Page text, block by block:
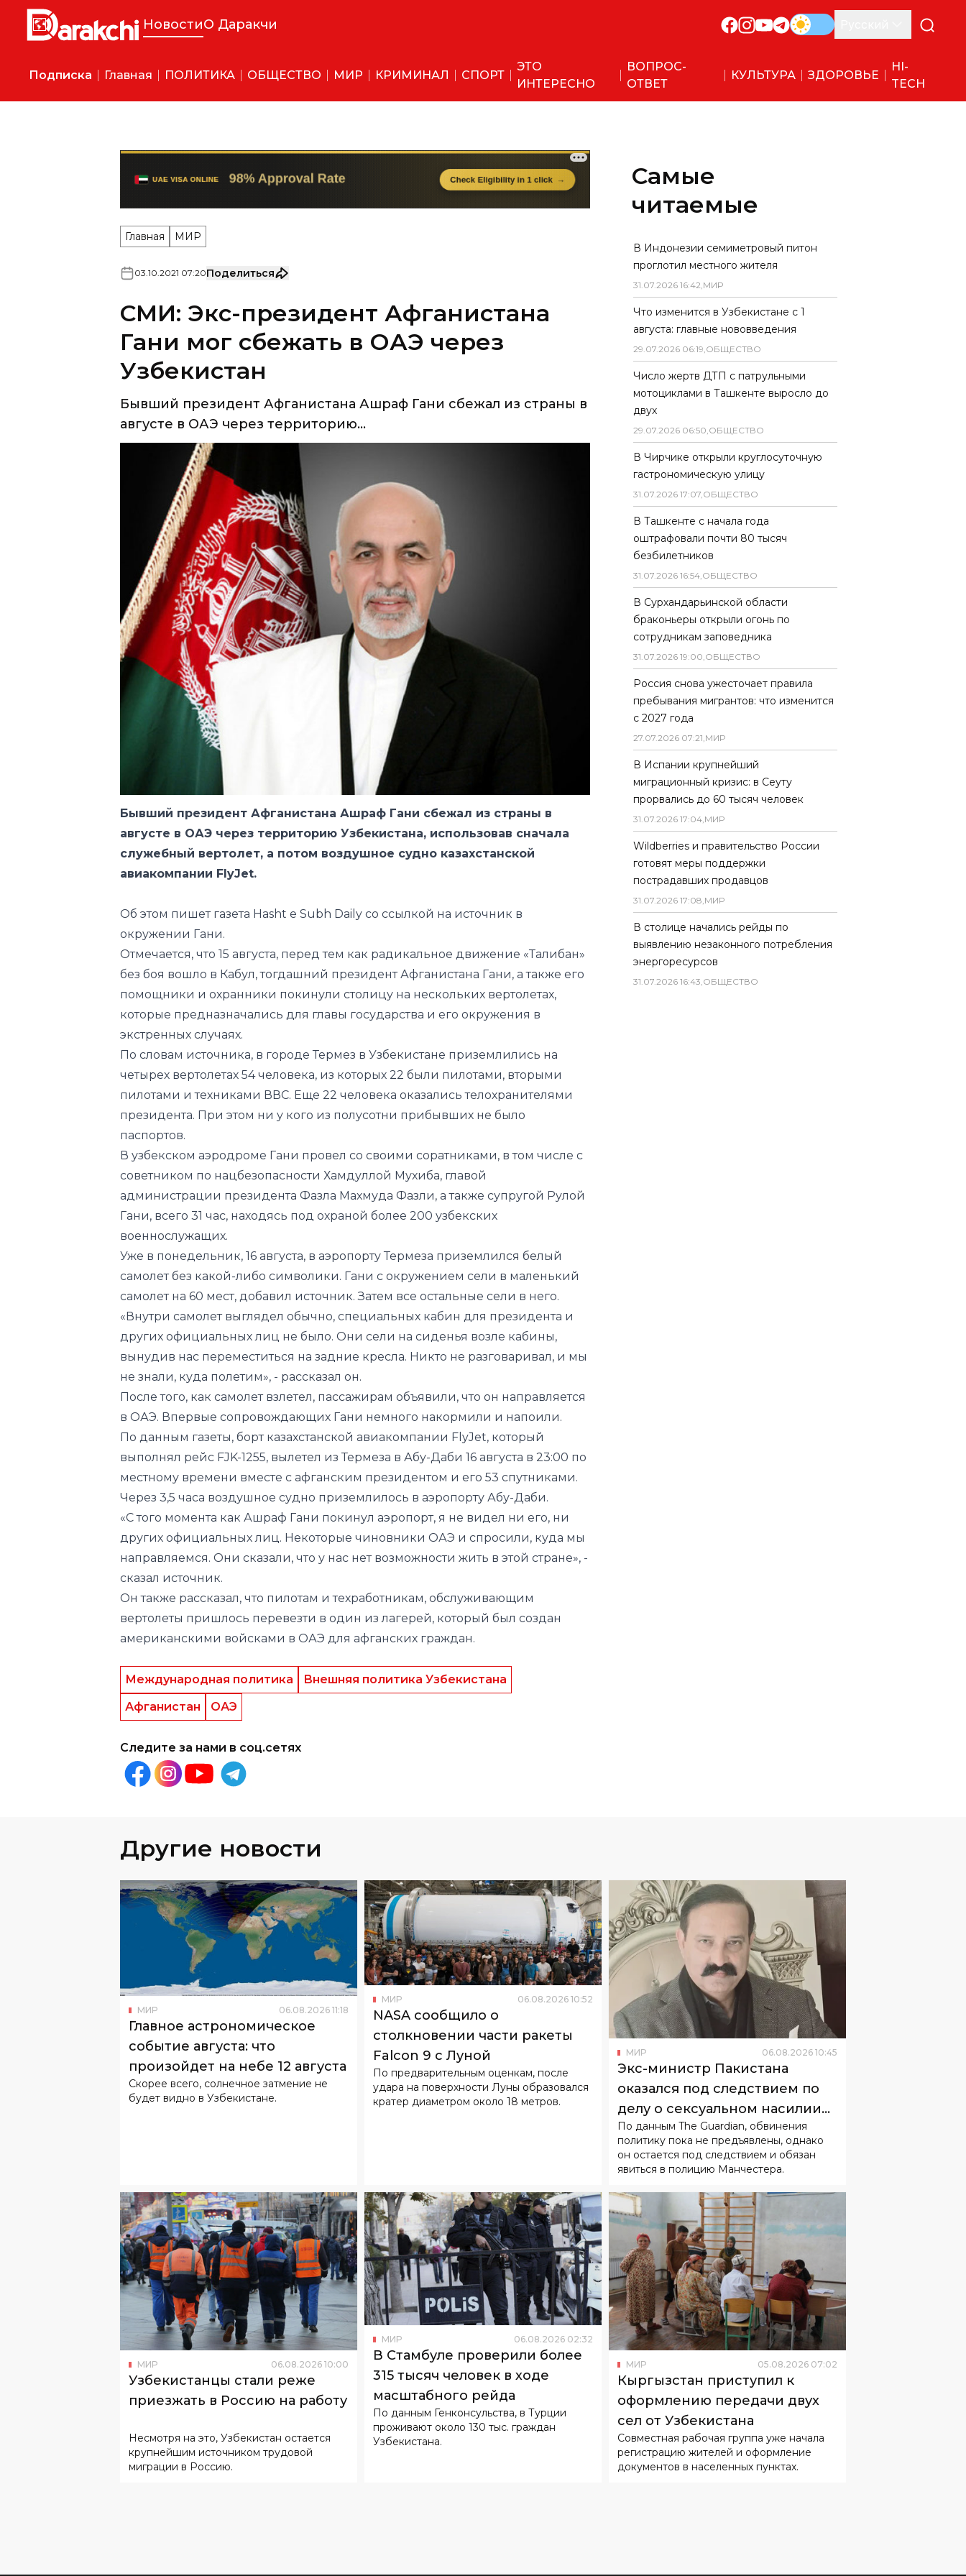
НовостиО Даракчи
Подписка Главная ПОЛИТИКА ОБЩЕСТВО МИР КРИМИНАЛ СПОРТ
ЭТО
ИНТЕРЕСНО
ВОПРОС-
ОТВЕТ
КУЛЬТУРА ЗДОРОВЬЕ
HI-
TECH
Главная МИР
СМИ: Экс-президент Афганистана
Гани мог сбежать в ОАЭ через
Узбекистан
Бывший президент Афганистана Ашраф Гани сбежал из страны в
августе в ОАЭ через территорию...
Бывший президент Афганистана Ашраф Гани сбежал из страны в
августе в ОАЭ через территорию Узбекистана, использовав сначала
служебный вертолет, а потом воздушное судно казахстанской
авиакомпании FlyJet.
Об этомпишетгазета Hasht e Subh Daily со ссылкой на источник в
окружении Гани.
без боя вошло в Кабул, тогдашний президент Афганистана Гани, а также его
помощники и охранники покинули столицу на нескольких вертолетах,
которые предназначались для главы государства и его окружения в
экстренных случаях.
По словам источника, в городе Термез в Узбекистане приземлились на
четырех вертолетах 54 человека, из которых 22 были пилотами, вторыми
пилотами и техниками ВВС. Еще 22 человека оказались телохранителями
президента. При этом ни у кого из полусотни прибывших не было
паспортов.
В узбекском аэродроме Гани провел со своими соратниками, в том числе с
советником по нацбезопасности Хамдуллой Мухиба, главой
администрации президента Фазла Махмуда Фазли, а также супругой Рулой
Гани, всего 31 час, находясь под охраной более 200 узбекских
военнослужащих.
Уже в понедельник, 16 августа, в аэропорту Термеза приземлился белый
самолет без какой-либо символики. Гани с окружением сели в маленький
самолет на 60 мест, добавил источник. Затем все остальные сели в него.
«Внутри самолет выглядел обычно, специальных кабин для президента и
других официальных лиц не было. Они сели на сиденья возле кабины,
вынудив нас переместиться на задние кресла. Никто не разговаривал, и мы
не знали, куда полетим», - рассказал он.
После того, как самолет взлетел, пассажирам объявили, что он направляется
в ОАЭ. Впервые сопровождающих Гани немного накормили и напоили.
По данным газеты, борт казахстанской авиакомпании FlyJet, который
выполнял рейс FJK-1255, вылетел из Термеза в Абу-Даби 16 августа в 23:00 по
местному времени вместе с афганским президентом и его 53 спутниками.
Через 3,5 часа воздушное судно приземлилось в аэропорту Абу-Даби.
«С того момента как Ашраф Гани покинул аэропорт, я не видел ни его, ни
других официальных лиц. Некоторые чиновники ОАЭ и спросили, куда мы
направляемся. Они сказали, что у нас нет возможности жить в этой стране», -
сказал источник.
Он также рассказал, что пилотам и техработникам, обслуживающим
вертолеты пришлось перевезти в один из лагерей, который был создан
американскими войсками в ОАЭ для афганских граждан.
Международная политика
Внешняя политика Узбекистана
Афганистан
Следите за нами в соц.сетях
Самые
читаемые
В Индонезии семиметровый питон
проглотил местного жителя
31.07.2026 16:42,МИР
Что изменится в Узбекистане с 1
августа: главные нововведения
29.07.2026 06:19,ОБЩЕСТВО
Число жертв ДТП с патрульными
мотоциклами в Ташкенте выросло до
двух
29.07.2026 06:50,ОБЩЕСТВО
В Чирчике открыли круглосуточную
гастрономическую улицу
31.07.2026 17:07,ОБЩЕСТВО
В Ташкенте с начала года
оштрафовали почти 80 тысяч
безбилетников
31.07.2026 16:54,ОБЩЕСТВО
В Сурхандарьинской области
браконьеры открыли огонь по
сотрудникам заповедника
31.07.2026 19:00,ОБЩЕСТВО
Россия снова ужесточает правила
пребывания мигрантов: что изменится
с 2027 года
27.07.2026 07:21,МИР
В Испании крупнейший
миграционный кризис: в Сеуту
прорвались до 60 тысяч человек
31.07.2026 17:04,МИР
Wildberries и правительство России
готовят меры поддержки
пострадавших продавцов
31.07.2026 17:08,МИР
В столице начались рейды по
выявлению незаконного потребления
энергоресурсов
31.07.2026 16:43,ОБЩЕСТВО
Другие новости
2026 11:18
Главное астрономическое
событие августа: что
произойдет на небе 12 августа
Скорее всего, солнечное затмение не
будет видно в Узбекистане.
МИР 06.08.2026 10:52
NASA сообщило о
столкновении части ракеты
Falcon 9 с Луной
По предварительным оценкам, после
кратер диаметром около 18 метров.
МИР 06 .08.2026 10
Экс-министр Пакистана
оказался под следствием по
делу о сексуальном насилии
над детьми
По данным The Guardian, обвинения
он остается под следствием и обязан
явиться в полицию Манчестера.
МИР .08.2026 10:00
Узбекистанцы стали реже
приезжать в Россию на работу
Несмотря на это, Узбекистан остается
крупнейшим источником трудовой
миграции в Россию.
МИР 06 . 2026 02 :32
В Стамбуле проверили более
315 тысяч человек в ходе
масштабного рейда
По данным Генконсульства, в Турции
проживают около 130 тыс. граждан
Узбекистана.
МИР 05 2026 02
Кыргызстан приступил к
оформлению передачи двух
сел от Узбекистана
Совместная рабочая группа уже начала
регистрацию жителей и оформление
документов в населенных пунктах.